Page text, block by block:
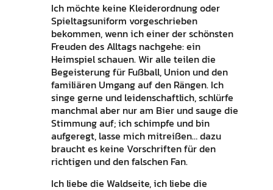
Ich möchte keine Kleiderordnung oder
Spieltagsuniform vorgeschrieben
bekommen, wenn ich einer der schönsten
Freuden des Alltags nachgehe: ein
Heimspiel schauen. Wir alle teilen die
Begeisterung für Fußball, Union und den
familiären Umgang auf den Rängen. Ich
singe gerne und leidenschaftlich, schlürfe
manchmal aber nur am Bier und sauge die
Stimmung auf; ich schimpfe und bin
aufgeregt, lasse mich mitreißen… dazu
braucht es keine Vorschriften für den
richtigen und den falschen Fan.
Ich liebe die Waldseite, ich liebe die